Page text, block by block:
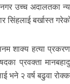
उच्च अदालतका
सिंहलाई बर्खास्त
शाक्य हत्या
प्रवक्ता
भने २ वर्ष बढुवा